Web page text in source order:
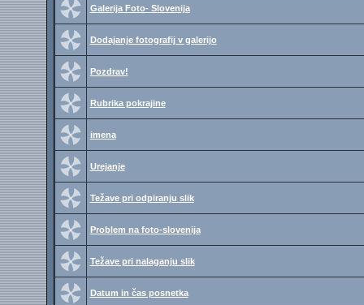
Galerija Foto- Slovenija
Dodajanje fotografij v galerijo
Pozdrav!
Rubrika pokrajine
imena
Urejanje
Težave pri odpiranju slik
Problem na foto-slovenija
Težave pri nalaganju slik
Datum in čas posnetka